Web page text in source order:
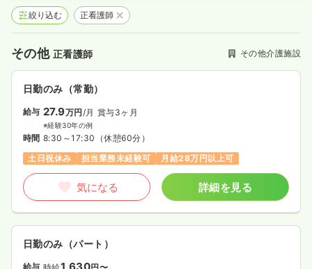
絞り込む 正看護師
その他 正看護師 その他介護施設
日勤のみ（常勤）
給与 27.9万円/月 賞与3ヶ月
※経験30年の例
時間 8:30～17:30 （休憩60分）
土日祝休み
担当業務未経験可 月給28万円以上可
気になる 詳細を見る
日勤のみ（パート）
給与